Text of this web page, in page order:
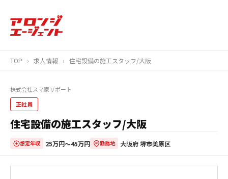
TOP › 求人情報 › 住宅設備の施工スタッフ/大阪
株式会社スマ家サポート
正社員
住宅設備の施工スタッフ/大阪
想定年収 25万円〜45万円 勤務地 大阪府 堺市美原区